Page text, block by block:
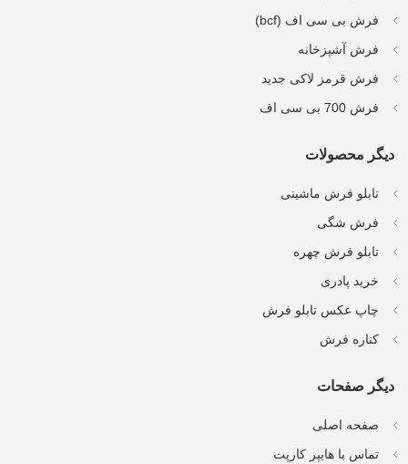
فرش بی سی اف (bcf)
فرش آشپزخانه
فرش قرمز لاکی جدید
فرش 700 بی سی اف
دیگر محصولات
تابلو فرش ماشینی
فرش شگی
تابلو فرش چهره
خرید پادری
چاپ عکس تابلو فرش
کناره فرش
دیگر صفحات
صفحه اصلی
تماس با هایپر کارپت